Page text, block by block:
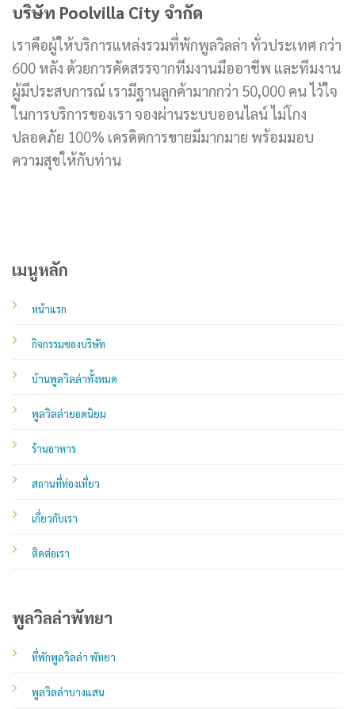
บริษัท Poolvilla City จำกัด
เราคือผู้ให้บริการแหล่งรวมที่พักพูลวิลล่า ทั่วประเทศ กว่า
600 หลัง ด้วยการคัดสรรจากทีมงานมืออาชีพ และทีมงาน
ผู้มีประสบการณ์ เรามีฐานลูกค้ามากกว่า 50,000 คน ไว้ใจ
ในการบริการของเรา จองผ่านระบบออนไลน์ ไม่โกง
ปลอดภัย 100% เครดิตการขายมีมากมาย พร้อมมอบ
ความสุขให้กับท่าน
เมนูหลัก
หน้าแรก
กิจกรรมของบริษัท
บ้านพูลวิลล่าทั้งหมด
พูลวิลล่ายอดนิยม
ร้านอาหาร
สถานที่ท่องเที่ยว
เกี่ยวกับเรา
ติดต่อเรา
พูลวิลล่าพัทยา
ที่พักพูลวิลล่า พัทยา
พูลวิลล่าบางแสน